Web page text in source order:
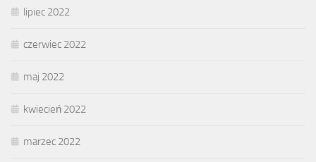
lipiec 2022
czerwiec 2022
maj 2022
kwiecień 2022
marzec 2022